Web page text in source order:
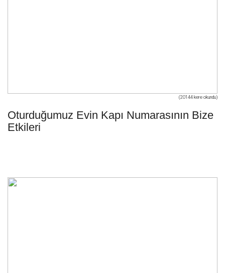
(20144 kere okundu)
Oturduğumuz Evin Kapı Numarasının Bize
Etkileri